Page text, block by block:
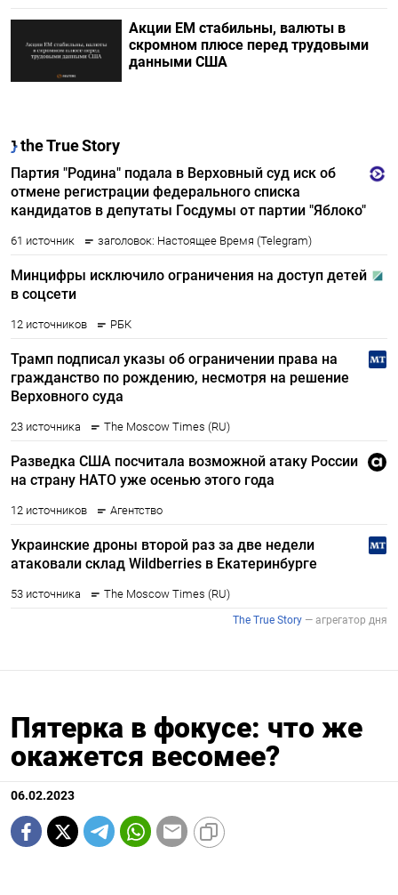
Акции ЕМ стабильны, валюты в
скромном плюсе перед трудовыми
данными США
Пятерка в фокусе: что же
окажется весомее?
06.02.2023